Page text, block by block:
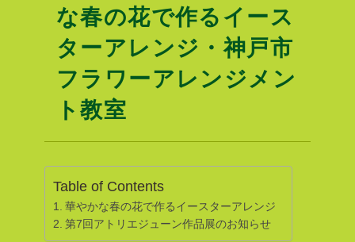
な春の花で作るイース
ターアレンジ・神戸市
フラワーアレンジメン
ト教室
Table of Contents
華やかな春の花で作るイースターアレンジ
第7回アトリエジューン作品展のお知らせ